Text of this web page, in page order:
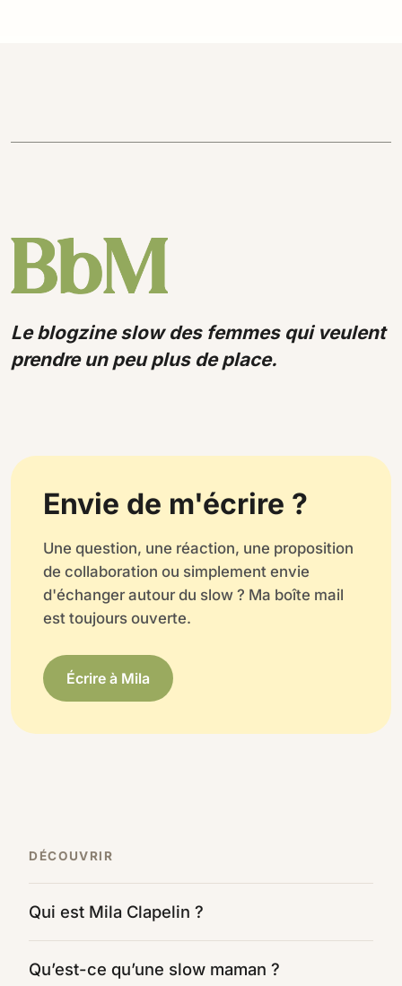
Le blogzine slow des femmes qui veulent
prendre un peu plus de place.
Envie de m'écrire ?
Une question, une réaction, une proposition
de collaboration ou simplement envie
d'échanger autour du slow ? Ma boîte mail
est toujours ouverte.
Écrire à Mila
DÉCOUVRIR
Qui est Mila Clapelin ?
Qu’est-ce qu’une slow maman ?